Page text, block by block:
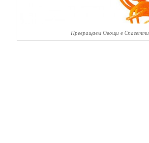
Превращаем Овощи в Спагетти